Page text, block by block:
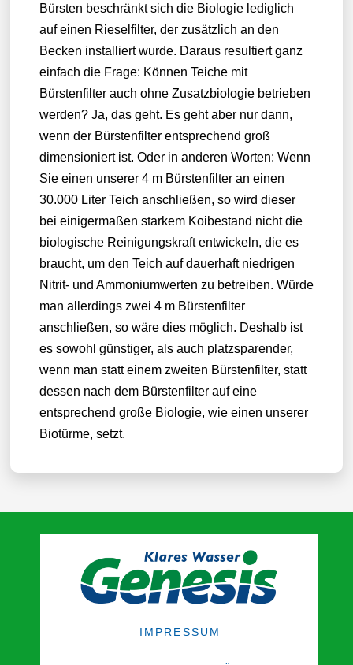
Bürsten beschränkt sich die Biologie lediglich
auf einen Rieselfilter, der zusätzlich an den
Becken installiert wurde. Daraus resultiert ganz
einfach die Frage: Können Teiche mit
Bürstenfilter auch ohne Zusatzbiologie betrieben
werden? Ja, das geht. Es geht aber nur dann,
wenn der Bürstenfilter entsprechend groß
dimensioniert ist. Oder in anderen Worten: Wenn
Sie einen unserer 4 m Bürstenfilter an einen
30.000 Liter Teich anschließen, so wird dieser
bei einigermaßen starkem Koibestand nicht die
biologische Reinigungskraft entwickeln, die es
braucht, um den Teich auf dauerhaft niedrigen
Nitrit- und Ammoniumwerten zu betreiben. Würde
man allerdings zwei 4 m Bürstenfilter
anschließen, so wäre dies möglich. Deshalb ist
es sowohl günstiger, als auch platzsparender,
wenn man statt einem zweiten Bürstenfilter, statt
dessen nach dem Bürstenfilter auf eine
entsprechend große Biologie, wie einen unserer
Biotürme, setzt.
IMPRESSUM